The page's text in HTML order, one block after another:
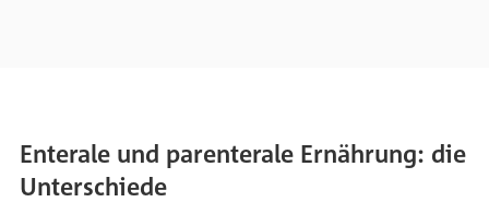
Enterale und parenterale Ernährung: die
Unterschiede